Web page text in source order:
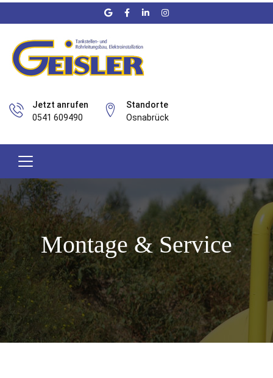
Jetzt anrufen
0541 609490
Standorte
Osnabrück
Montage & Service